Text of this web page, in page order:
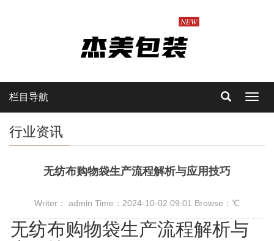
栏目导航
行业资讯
无纺布购物袋生产流程解析与应用技巧
Writer： admin Time：2024-10-02 09:01 Browse： ℃
无纺布购物袋生产流程解析与